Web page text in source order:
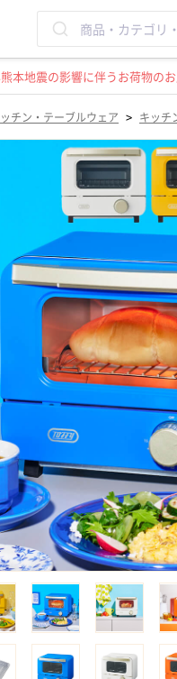
熊本地震の影響に伴うお荷物の
チン・テーブルウェア > キッチ